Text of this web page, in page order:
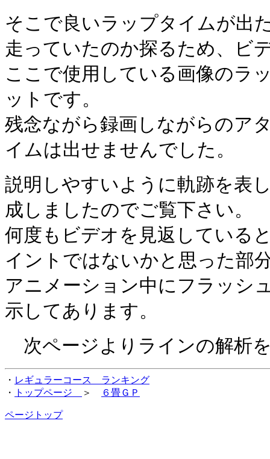
そこで良いラップタイムが出
走っていたのか探るため、ビ
ここで使用している画像のラ
ットです。
残念ながら録画しながらのア
イムは出せませんでした。
説明しやすいように軌跡を表
成しましたのでご覧下さい。
何度もビデオを見返している
イントではないかと思った部
アニメーション中にフラッシ
示してあります。
次ページよりラインの解析
・ レギュラーコース ランキング
・
トップページ ＞ ６畳ＧＰ
ページトップ